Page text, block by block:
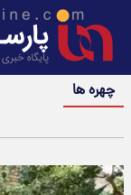
چهره ها